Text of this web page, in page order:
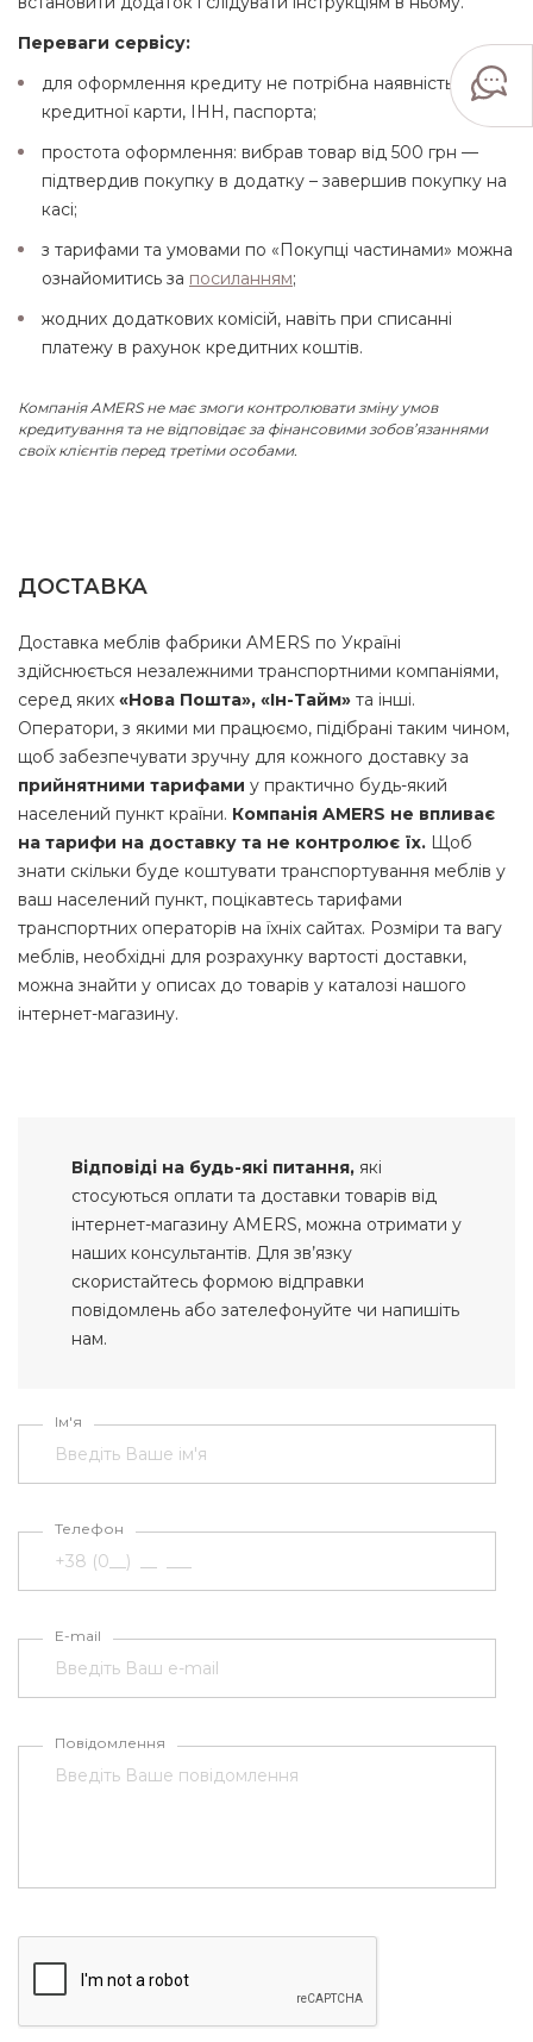
Переваги сервісу:
для оформлення кредиту не потрібна наявність
кредитної карти, ІНН, паспорта;
простота оформлення: вибрав товар від 500 грн ––
підтвердив покупку в додатку – завершив покупку на
касі;
з тарифами та умовами по «Покупці частинами» можна
ознайомитись за посиланням;
жодних додаткових комісій, навіть при списанні
платежу в рахунок кредитних коштів.
Компанія AMERS не має змоги контролювати зміну умов
кредитування та не відповідає за фінансовими зобов’язаннями
своїх клієнтів перед третіми особами.
ДОСТАВКА
Доставка меблів фабрики AMERS по Україні
здійснюється незалежними транспортними компаніями,
серед яких «Нова Пошта», «Ін-Тайм» та інші.
Оператори, з якими ми працюємо, підібрані таким чином,
щоб забезпечувати зручну для кожного доставку за
прийнятними тарифами у практично будь-який
населений пункт країни. Компанія AMERS не впливає
на тарифи на доставку та не контролює їх. Щоб
знати скільки буде коштувати транспортування меблів у
ваш населений пункт, поцікавтесь тарифами
транспортних операторів на їхніх сайтах. Розміри та вагу
меблів, необхідні для розрахунку вартості доставки,
можна знайти у описах до товарів у каталозі нашого
інтернет-магазину.
Відповіді на будь-які питання, які
стосуються оплати та доставки товарів від
інтернет-магазину AMERS, можна отримати у
наших консультантів. Для зв’язку
скористайтесь формою відправки
повідомлень або зателефонуйте чи напишіть
нам.
Ім'я
Телефон
E-mail
Повідомлення